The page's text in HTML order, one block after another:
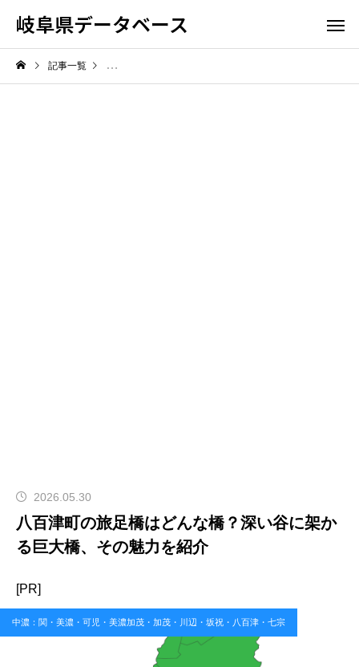
岐阜県データベース
記事一覧
2026.05.30
八百津町の旅足橋はどんな橋？深い谷に架か
る巨大橋、その魅力を紹介
[PR]
中濃：関・美濃・可児・美濃加茂・加茂・川辺・坂祝・八百津・七宗